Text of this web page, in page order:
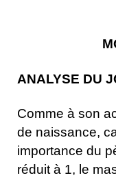
ANALYSE DU
Comme à son
de naissance,
importance du
réduit à 1, le